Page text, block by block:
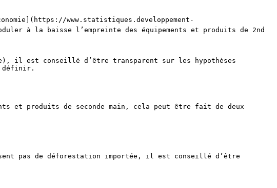
www.statistiques.developpement-
à la baisse l’empreinte des équipements et produits de 2nd
il est conseillé d’être transparent sur les hypothèses
définir.
et produits de seconde main, cela peut être fait de deux
pas de déforestation importée, il est conseillé d’être